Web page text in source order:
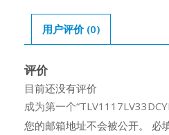
用户评价 (0)
评价
目前还没有评价
成为第一个
您的邮箱地址不会被公开。
必